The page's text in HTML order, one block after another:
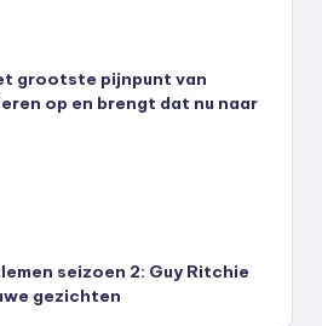
grootste pijnpunt van
op en brengt dat nu naar
seizoen 2: Guy Ritchie
gezichten